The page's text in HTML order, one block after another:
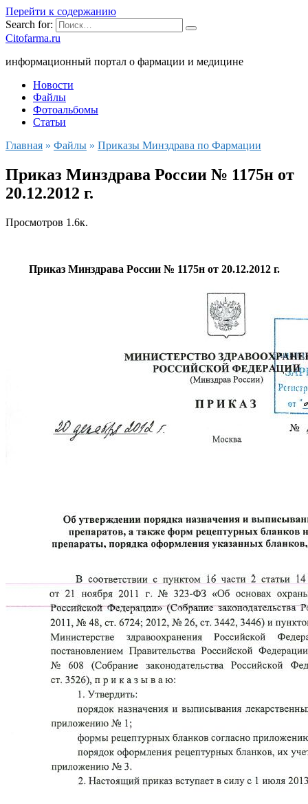
Перейти к содержанию
Search for:
Citofarma.ru
информационный портал о фармации и медицине
Новости
Файлы
Фотоальбомы
Статьи
Главная » Файлы » Приказы Минздрава по Фармации
Приказ Минздрава России № 1175н от
20.12.2012 г.
Просмотров 1.6к.
Приказ Минздрава России № 1175н от 20.12.2012 г.